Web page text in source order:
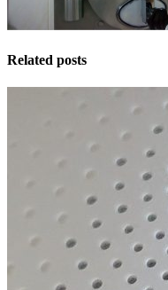
Related posts